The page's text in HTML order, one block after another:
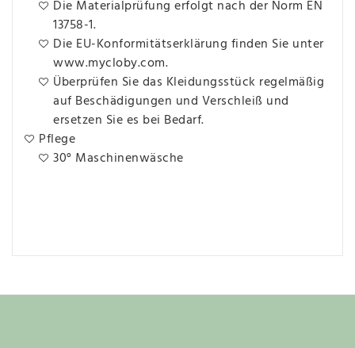
Die Materialprüfung erfolgt nach der Norm EN
13758-1.
Die EU-Konformitätserklärung finden Sie unter
www.mycloby.com.
Überprüfen Sie das Kleidungsstück regelmäßig
auf Beschädigungen und Verschleiß und
ersetzen Sie es bei Bedarf.
Pflege
30° Maschinenwäsche